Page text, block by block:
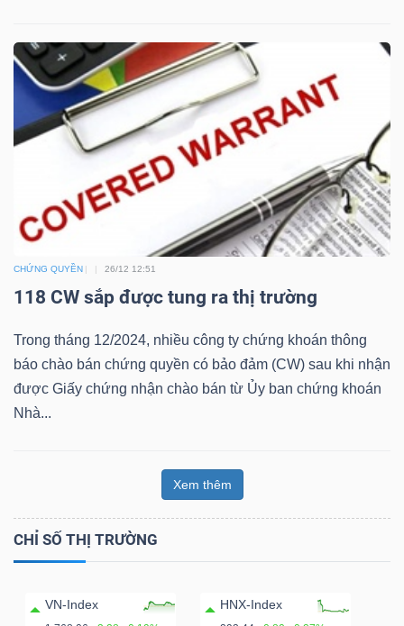
CHỨNG QUYỀN 26/12 12:51
118 CW sắp được tung ra thị trường
Trong tháng 12/2024, nhiều công ty chứng khoán thông
báo chào bán chứng quyền có bảo đảm (CW) sau khi nhận
được Giấy chứng nhận chào bán từ Ủy ban chứng khoán
Nhà...
Xem thêm
CHỈ SỐ THỊ TRƯỜNG
VN-Index HNX-Index
(-)
Tất cả Người nội bộ Người liên quan Cổ đông lớn
Tin
Bài
của
giả
tích
(-)
Thuật